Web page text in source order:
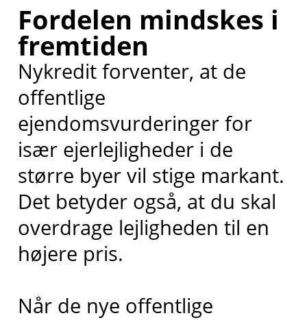
Fordelen mindskes i
fremtiden
Nykredit forventer, at de
offentlige
ejendomsvurderinger for
især ejerlejligheder i de
større byer vil stige markant.
Det betyder også, at du skal
overdrage lejligheden til en
højere pris.
Når de nye offentlige